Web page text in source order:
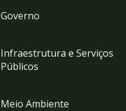
Governo
Infraestrutura e Serviços
Públicos
Meio Ambiente